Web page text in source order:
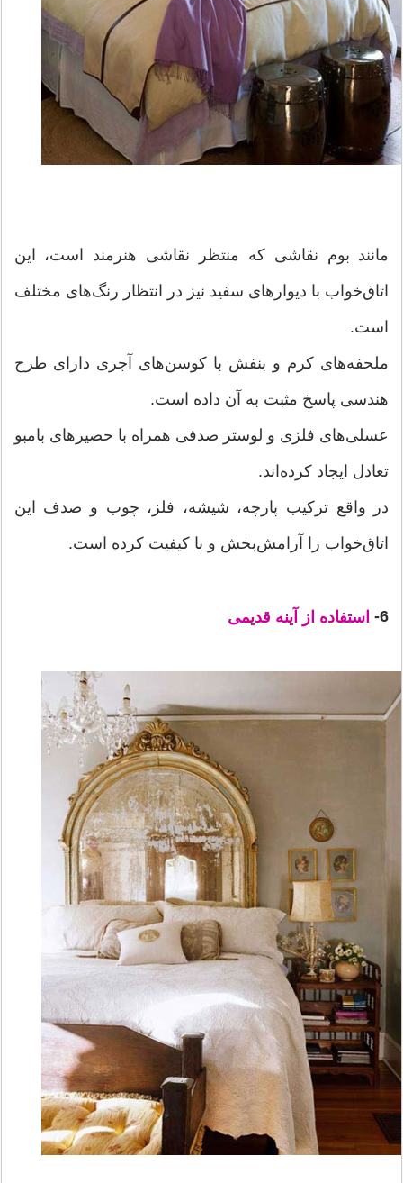
مانند بوم نقاشی که منتظر نقاشی هنرمند است، این
اتاق‌خواب با دیوارهای سفید نیز در انتظار رنگ‌های مختلف
است.
ملحفه‌های کرم و بنفش با کوسن‌های آجری دارای طرح
هندسی پاسخ مثبت به آن داده است.
عسلی‌های فلزی و لوستر صدفی همراه با حصیرهای بامبو
تعادل ایجاد کرده‌اند.
در واقع ترکیب پارچه، شیشه، فلز، چوب و صدف این
اتاق‌خواب را آرامش‌بخش و با کیفیت کرده است.
6- استفاده از آینه قدیمی